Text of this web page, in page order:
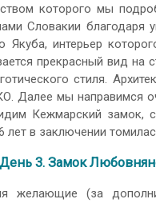
которого мы
Словакии благодаря
Якуба, интерьер
прекрасный вид на
стиля.
Далее мы направимся
Кежмарский замок,
лет в заключении
День 3. Замок
желающие (за